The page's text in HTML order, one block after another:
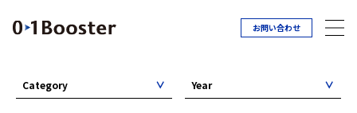
お問い合わせ
Category Year